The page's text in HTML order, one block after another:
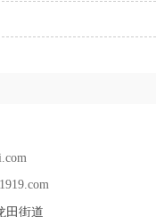
田街道